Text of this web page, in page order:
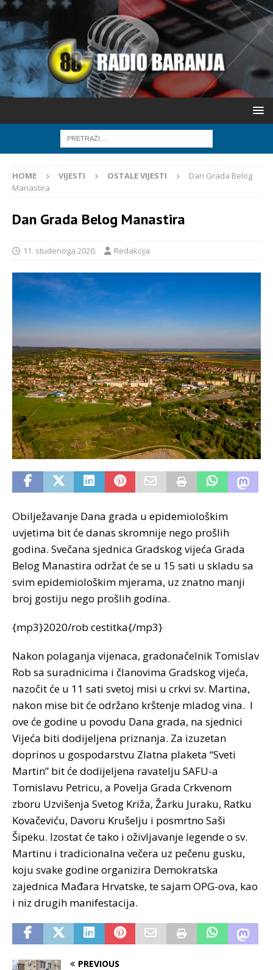
HOME VIJESTI OSTALE VIJESTI
Dan Grada Belog
Manastira
Dan Grada Belog Manastira
11. studenoga 2020. Redakcija
Obilježavanje Dana grada u epidemiološkim
uvjetima bit će danas skromnije nego prošlih
godina. Svečana sjednica Gradskog vijeća Grada
Belog Manastira održat će se u 15 sati u skladu sa
svim epidemiološkim mjerama, uz znatno manji
broj gostiju nego prošlih godina.
{mp3}2020/rob cestitka{/mp3}
Nakon polaganja vijenaca, gradonačelnik Tomislav
Rob sa suradnicima i članovima Gradskog vijeća,
nazočit će u 11 sati svetoj misi u crkvi sv. Martina,
nakon mise bit će održano krštenje mladog vina. I
ove će godine u povodu Dana grada, na sjednici
Vijeća biti dodijeljena priznanja. Za izuzetan
doprinos u gospodarstvu Zlatna plaketa “Sveti
Martin” bit će dodijeljena ravatelju SAFU-a
Tomislavu Petricu, a Povelja Grada Crkvenom
zboru Uzvišenja Svetog Križa, Žarku Juraku, Ratku
Kovačeviću, Davoru Krušelju i posmrtno Saši
Šipeku. Izostat će tako i oživljavanje legende o sv.
Martinu i tradicionalna večera uz pečenu gusku,
koju svake godine organizira Demokratska
zajednica Mađara Hrvatske, te sajam OPG-ova, kao
i niz drugih manifestacija.
PREVIOUS